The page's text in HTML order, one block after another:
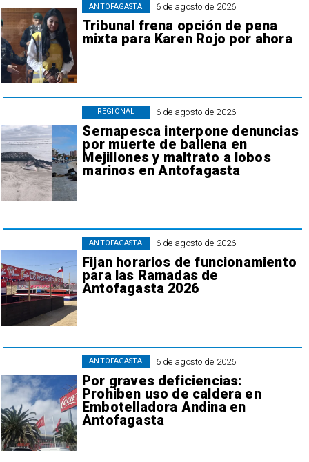
6 de agosto de 2026
Tribunal frena opción de pena
mixta para Karen Rojo por ahora
ANTOFAGASTA
6 de agosto de 2026
Sernapesca interpone denuncias
por muerte de ballena en
Mejillones y maltrato a lobos
marinos en Antofagasta
REGIONAL
6 de agosto de 2026
Fijan horarios de funcionamiento
para las Ramadas de
Antofagasta 2026
ANTOFAGASTA
6 de agosto de 2026
Por graves deficiencias:
Prohiben uso de caldera en
Embotelladora Andina en
Antofagasta
ANTOFAGASTA